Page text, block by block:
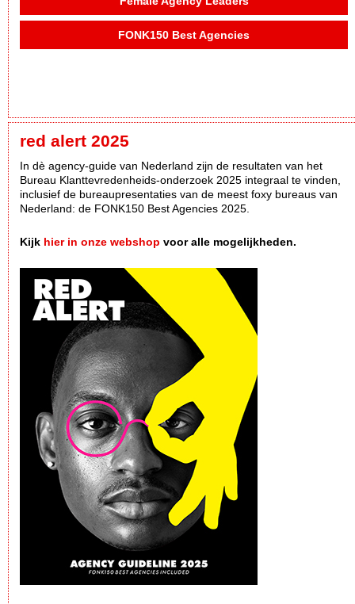
FONK150 Best Agencies
red alert 2025
In dè agency-guide van Nederland zijn de resultaten van het
Bureau Klanttevredenheids-onderzoek 2025 integraal te vinden,
inclusief de bureaupresentaties van de meest foxy bureaus van
Nederland: de FONK150 Best Agencies 2025.
Kijk hier in onze webshop voor alle mogelijkheden.